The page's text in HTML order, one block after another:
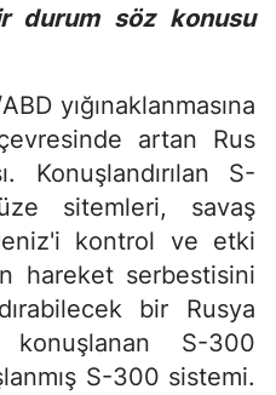
durum söz konusu
yığınaklanmasına
artan Rus
Konuşlandırılan S-
sitemleri, savaş
kontrol ve etki
hareket serbestisini
bir Rusya
konuşlanan S-300
S-300 sistemi.